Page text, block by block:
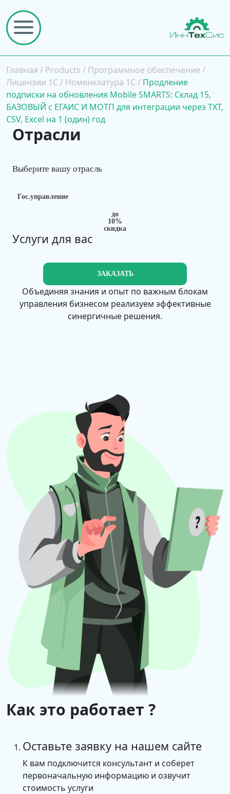
Главная / Products / Программное обеспечение /
Лицензии 1С / Номенклатура 1С / Продление
подписки на обновления Mobile SMARTS: Склад 15,
БАЗОВЫЙ с ЕГАИС И МОТП для интеграции через TXT,
CSV, Excel на 1 (один) год
Отрасли
Гос.управление
Выберите вашу отрасль
до
10%
скидка
Услуги для вас
ЗАКАЗАТЬ
Объединяя знания и опыт по важным блокам
управления бизнесом реализуем эффективные
синергичные решения.
Как это работает ?
Оставьте заявку на нашем сайте
К вам подключится консультант и соберет
первоначальную информацию и озвучит
стоимость услуги